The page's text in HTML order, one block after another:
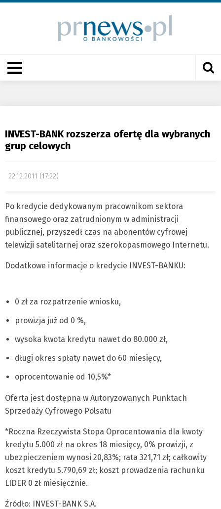
INVEST-BANK rozszerza ofertę dla wybranych
grup celowych
22.12.2011 (17:22)
Po kredycie dedykowanym pracownikom sektora
finansowego oraz zatrudnionym w administracji
publicznej, przyszedł czas na abonentów cyfrowej
telewizji satelitarnej oraz szerokopasmowego Internetu.
Dodatkowe informacje o kredycie INVEST-BANKU:
0 zł za rozpatrzenie wniosku,
prowizja już od 0 %,
wysoka kwota kredytu nawet do 80.000 zł,
długi okres spłaty nawet do 60 miesięcy,
oprocentowanie od 10,5%*
Oferta jest dostępna w Autoryzowanych Punktach
Sprzedaży Cyfrowego Polsatu
*Roczna Rzeczywista Stopa Oprocentowania dla kwoty
kredytu 5.000 zł na okres 18 miesięcy, 0% prowizji, z
ubezpieczeniem wynosi 20,83%; rata 321,71 zł; całkowity
koszt kredytu 5.790,69 zł; koszt prowadzenia rachunku
LIDER 0 zł miesięcznie.
Źródło: INVEST-BANK S.A.